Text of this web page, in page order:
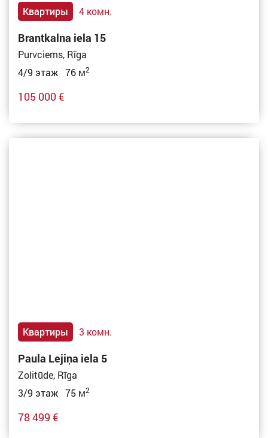
Квартиры 4 комн.
Brantkalna iela 15
Purvciems, Rīga
4/9 этаж 76 м2
105 000 €
Квартиры 3 комн.
Paula Lejiņa iela 5
Zolitūde, Rīga
3/9 этаж 75 м2
78 499 €